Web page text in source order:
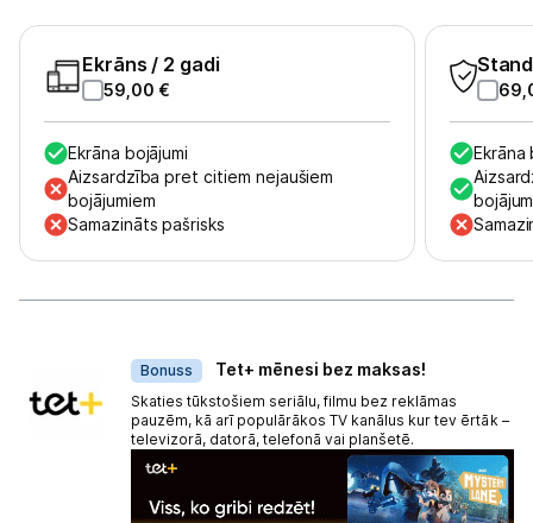
Ekrāns / 2 gadi
59,00 €
Ekrāna bojājumi
Aizsardzība pret citiem nejaušiem
bojājumiem
Samazināts pašrisks
Ekrāna
Bonuss Tet+ mēnesi bez maksas!
Skaties tūkstošiem seriālu, filmu bez reklāmas
pauzēm, kā arī populārākos TV kanālus kur tev ērtāk –
televizorā, datorā, telefonā vai planšetē.